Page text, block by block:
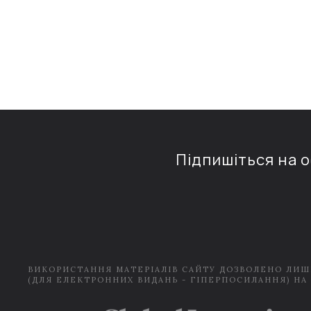
Підпишіться на
ВИКОРИСТАННЯ МАТЕРІАЛІВ САЙТУ ДОЗВОЛЕНО
(ДЛЯ ЕЛЕКТРОННИХ ВИДАНЬ - ГІПЕРПОСИЛАННЯ) НА